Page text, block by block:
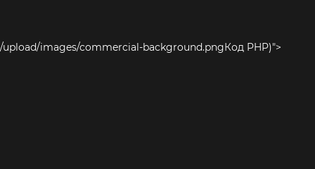
/upload/images/commercial-background.pngКод PHP)">